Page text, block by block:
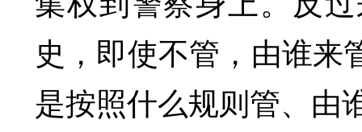
史，即使不管，由谁来
是按照什么规则管、由